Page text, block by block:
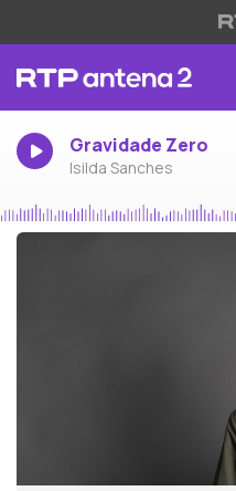
Gravidade Zero
Isilda Sanches